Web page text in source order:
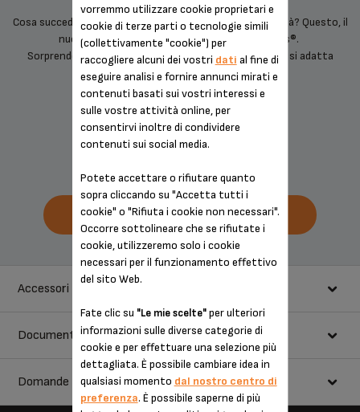
Cosa succede quando la creatività incontra la funzionalità? Questo, il
nuovo NESCAFÉ® Dolce Gusto® Genio S di Krups®.
Sorprendentemente compatta, adorerai il modo in cui si adatta
ovunque aggiungendo (...)
Continua a leggere
REF : KP2431K
ACQUISTA ONLINE
Accessori
PATTINA DI RICAMBIO PER MACCHINE PER CAFFÈ ED
ESPRESSO MS-208993
Documentazione
Scegli una lingua per visualizzare le istruzioni e i manuali utenti:
Domande frequenti
vorremmo utilizzare cookie proprietari e
cookie di terze parti o tecnologie simili
(collettivamente "cookie") per
raccogliere alcuni dei vostri dati al fine di
eseguire analisi e fornire annunci mirati e
contenuti basati sui vostri interessi e
sulle vostre attività online, per
consentirvi inoltre di condividere
contenuti sui social media.
Potete accettare o rifiutare quanto
sopra cliccando su "Accetta tutti i
cookie" o "Rifiuta i cookie non necessari".
Occorre sottolineare che se rifiutate i
cookie, utilizzeremo solo i cookie
necessari per il funzionamento effettivo
del sito Web.
Fate clic su "Le mie scelte"per ulteriori
informazioni sulle diverse categorie di
cookie e per effettuare una selezione più
dettagliata. È possibile cambiare idea in
qualsiasi momento dal nostro centro di
preferenza. È possibile saperne di più